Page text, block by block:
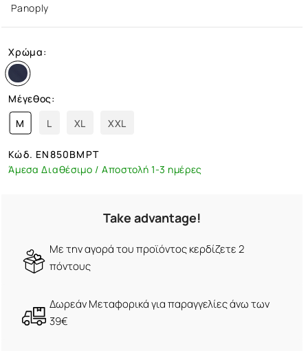
Panoply
Χρώμα:
Μέγεθος:
M
L XL XXL
Κώδ. EN850BMPT
Άμεσα Διαθέσιμο / Αποστολή 1-3 ημέρες
Take advantage!
Με την αγορά του προϊόντος κερδίζετε 2
πόντους
Δωρεάν Μεταφορικά για παραγγελίες άνω των
39€